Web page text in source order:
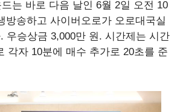
는 바로 다음 날인 6월 2일 오전 10
방송하고 사이버오로가 오로대국실
우승상금 3,000만 원. 시간제는 시간
각자 10분에 매수 추가로 20초를 준